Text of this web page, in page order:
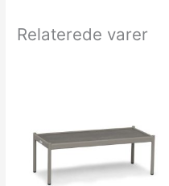
Relaterede varer